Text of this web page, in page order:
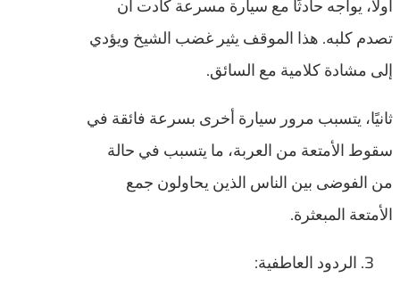
أولًا، يواجه حادثًا مع سيارة مسرعة كادت أن
تصدم كلبه. هذا الموقف يثير غضب الشيخ ويؤدي
إلى مشادة كلامية مع السائق.
ثانيًا، يتسبب مرور سيارة أخرى بسرعة فائقة في
سقوط الأمتعة من العربة، ما يتسبب في حالة
من الفوضى بين الناس الذين يحاولون جمع
الأمتعة المبعثرة.
الردود العاطفية: